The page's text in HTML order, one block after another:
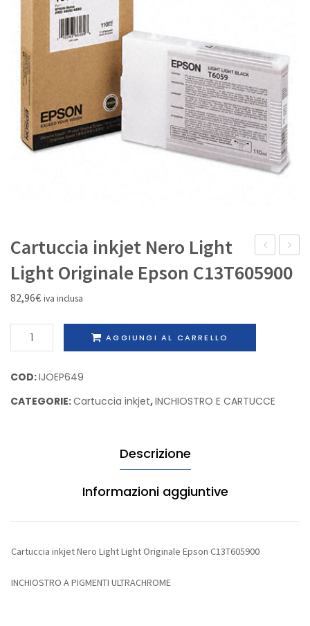
IL MIO ACCOUNT
inkjet
Nero
Originale
inkjet
Giallo
Cartuccia inkjet Nero Light
Light Originale Epson C13T605900
82,96€ iva inclusa
Cartuccia
inkjet
Light
Light
AGGIUNGI AL CARRELLO
COD:IJOEP649
CATEGORIE:Cartuccia inkjet,INCHIOSTRO E CARTUCCE
Descrizione
Informazioni aggiuntive
Cartuccia inkjet Nero Light Light Originale Epson C13T605900
INCHIOSTRO A PIGMENTI ULTRACHROME